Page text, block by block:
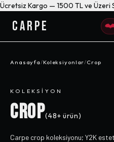
Ücretsiz Kargo — 1500 TL ve Üzeri
CARPE
Anasayfa/Koleksiyonlar/Crop
KOLEKSIYON
CROP(48+ ürün)
Carpe crop koleksiyonu; Y2K